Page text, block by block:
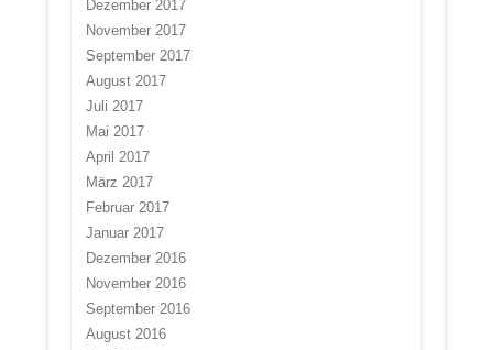
Dezember 2017
November 2017
September 2017
August 2017
Juli 2017
Mai 2017
April 2017
März 2017
Februar 2017
Januar 2017
Dezember 2016
November 2016
September 2016
August 2016